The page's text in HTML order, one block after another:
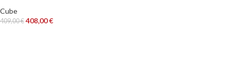
Cube
409,00€ 408,00€